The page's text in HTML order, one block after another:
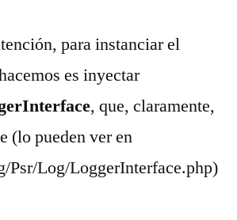
para instanciar el
es inyectar
, que, claramente,
(lo pueden ver en
Psr/Log/LoggerInterface.php)